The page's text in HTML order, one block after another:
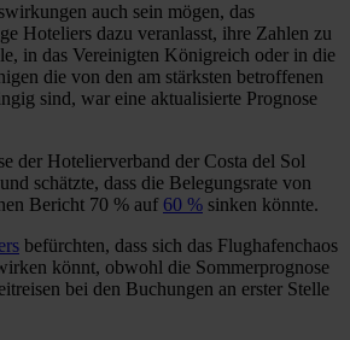
auch sein mögen, das
Hoteliers dazu veranlasst, ihre Zahlen zu
in das Vereinigten Königreich oder in die
die von den am stärksten betroffenen
sind, war eine aktualisierte Prognose
der Hotelierverband der Costa del Sol
schätzte, dass die Belegungsrate von
Bericht 70 % auf 60 % sinken könnte.
befürchten, dass sich das Flughafenchaos
könnt, obwohl die Sommerprognose
bei den Buchungen an erster Stelle